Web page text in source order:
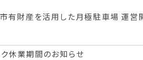
市有財産を活用した月極駐車場 運営
休業期間のお知らせ